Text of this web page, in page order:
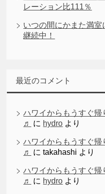
レーション比111％
いつの間にかまた満
継続中！
最近のコメント
ハワイからもうすぐ帰
♬
に hydro より
ハワイからもうすぐ帰
♬
にtakahashi より
ハワイからもうすぐ帰
♬
に hydro より